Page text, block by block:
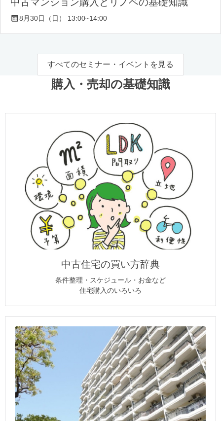
8月30日（日） 13:00~14:00
すべてのセミナー・イベントを見る
購入・売却の基礎知識
中古住宅の買い方辞典
条件整理・スケジュール・お金など
住宅購入のいろいろ